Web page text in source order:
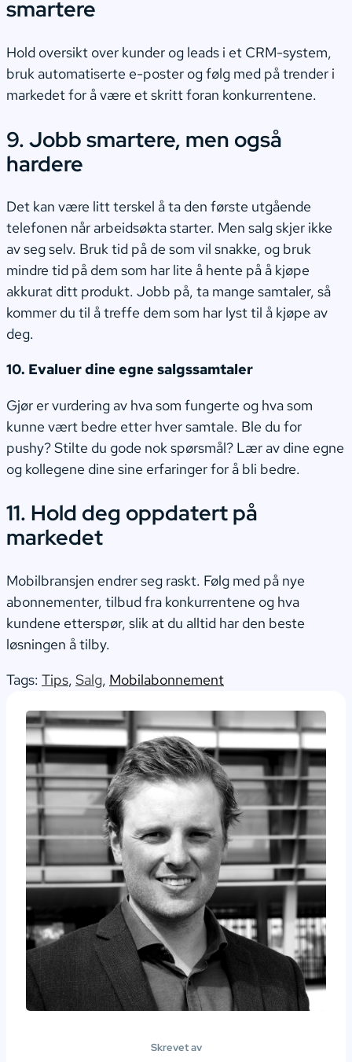
smartere
Hold oversikt over kunder og leads i et CRM-system,
bruk automatiserte e-poster og følg med på trender i
markedet for å være et skritt foran konkurrentene.
9. Jobb smartere, men også
hardere
Det kan være litt terskel å ta den første utgående
telefonen når arbeidsøkta starter. Men salg skjer ikke
av seg selv. Bruk tid på de som vil snakke, og bruk
mindre tid på dem som har lite å hente på å kjøpe
akkurat ditt produkt. Jobb på, ta mange samtaler, så
kommer du til å treffe dem som har lyst til å kjøpe av
deg.
10. Evaluer dine egne salgssamtaler
Gjør er vurdering av hva som fungerte og hva som
kunne vært bedre etter hver samtale. Ble du for
pushy? Stilte du gode nok spørsmål? Lær av dine egne
og kollegene dine sine erfaringer for å bli bedre.
11. Hold deg oppdatert på
markedet
Mobilbransjen endrer seg raskt. Følg med på nye
abonnementer, tilbud fra konkurrentene og hva
kundene etterspør, slik at du alltid har den beste
løsningen å tilby.
Tags: Tips, Salg, Mobilabonnement
Skrevet av